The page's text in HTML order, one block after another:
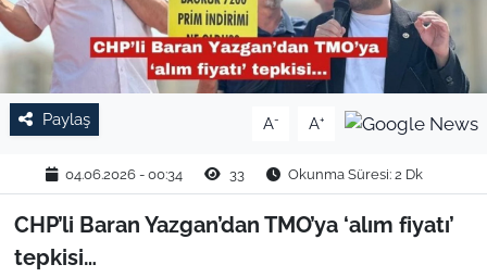
Paylaş A- A+
04.06.2026 - 00:34 33 Okunma Süresi: 2 Dk
CHP’li Baran Yazgan’dan TMO’ya ‘alım fiyatı’
tepkisi…
RESMİ İLAN
SPOR
TEKİRDAĞ